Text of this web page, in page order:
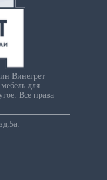
Винегрет
для
Все права